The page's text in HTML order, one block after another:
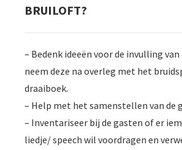
BRUILOFT?
– Bedenk ideeën voor de invulling
neem deze na overleg met het
draaiboek.
– Help met het samenstellen van de
– Inventariseer bij de gasten of er
liedje/ speech wil voordragen en